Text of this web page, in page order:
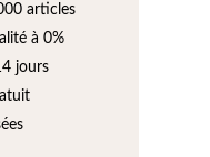
articles
à 0%
jours